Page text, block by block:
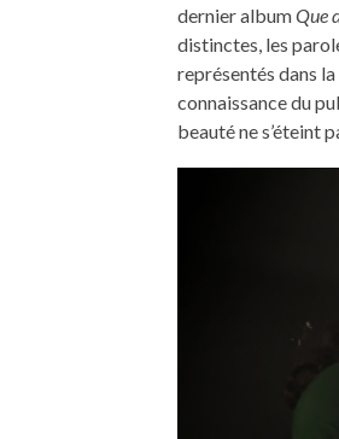
dernier albumQue
distinctes, les
représentés dans
connaissance du
beauté ne s’éteint